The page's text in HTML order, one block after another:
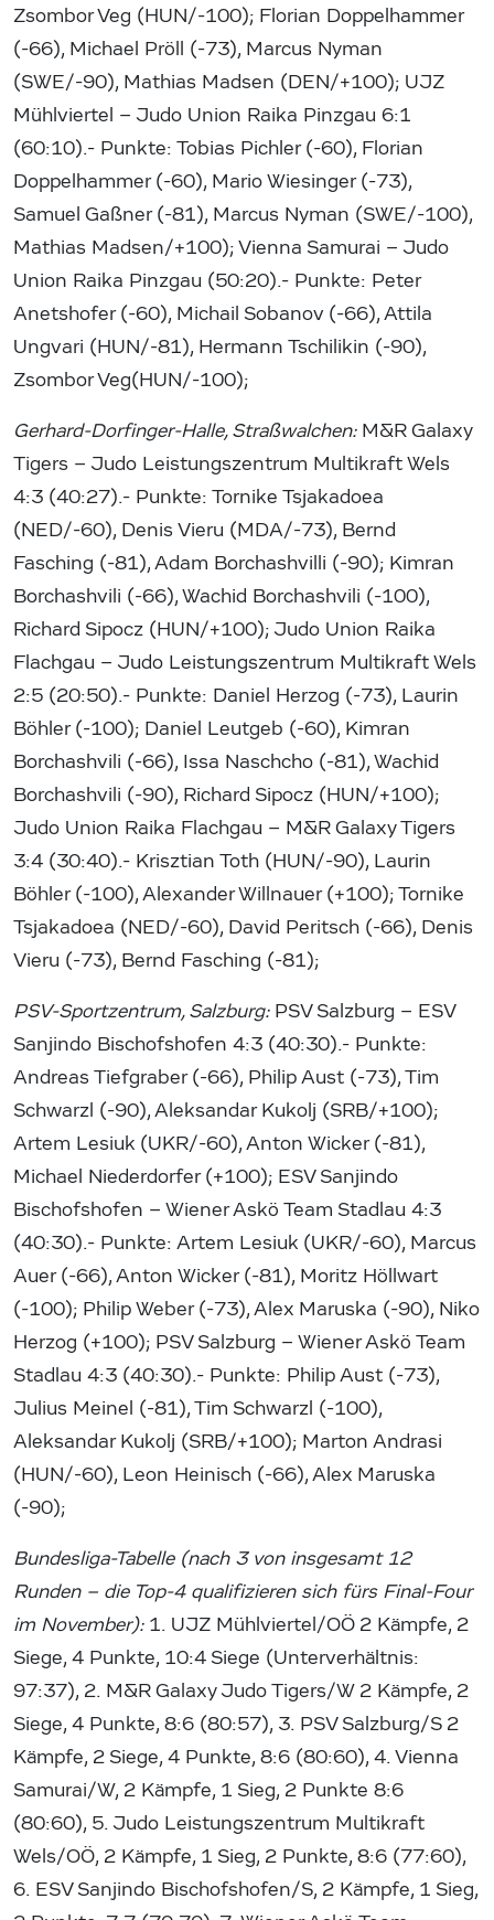
Zsombor Veg (HUN/-100); Florian Doppelhammer
(-66), Michael Pröll (-73), Marcus Nyman
(SWE/-90), Mathias Madsen (DEN/+100); UJZ
Mühlviertel – Judo Union Raika Pinzgau 6:1
(60:10).- Punkte: Tobias Pichler (-60), Florian
Doppelhammer (-60), Mario Wiesinger (-73),
Samuel Gaßner (-81), Marcus Nyman (SWE/-100),
Mathias Madsen/+100); Vienna Samurai – Judo
Union Raika Pinzgau (50:20).- Punkte: Peter
Anetshofer (-60), Michail Sobanov (-66), Attila
Ungvari (HUN/-81), Hermann Tschilikin (-90),
Zsombor Veg(HUN/-100);
Gerhard-Dorfinger-Halle, Straßwalchen:M&R Galaxy
Tigers – Judo Leistungszentrum Multikraft Wels
4:3 (40:27).- Punkte: Tornike Tsjakadoea
(NED/-60), Denis Vieru (MDA/-73), Bernd
Fasching (-81), Adam Borchashvilli (-90); Kimran
Borchashvili (-66), Wachid Borchashvili (-100),
Richard Sipocz (HUN/+100); Judo Union Raika
Flachgau – Judo Leistungszentrum Multikraft Wels
2:5 (20:50).- Punkte: Daniel Herzog (-73), Laurin
Böhler (-100); Daniel Leutgeb (-60), Kimran
Borchashvili (-66), Issa Naschcho (-81), Wachid
Borchashvili (-90), Richard Sipocz (HUN/+100);
Judo Union Raika Flachgau – M&R Galaxy Tigers
3:4 (30:40).- Krisztian Toth (HUN/-90), Laurin
Böhler (-100), Alexander Willnauer (+100); Tornike
Tsjakadoea (NED/-60), David Peritsch (-66), Denis
Vieru (-73), Bernd Fasching (-81);
PSV-Sportzentrum, Salzburg:PSV Salzburg – ESV
Sanjindo Bischofshofen 4:3 (40:30).- Punkte:
Andreas Tiefgraber (-66), Philip Aust (-73), Tim
Schwarzl (-90), Aleksandar Kukolj (SRB/+100);
Artem Lesiuk (UKR/-60), Anton Wicker (-81),
Michael Niederdorfer (+100); ESV Sanjindo
Bischofshofen – Wiener Askö Team Stadlau 4:3
(40:30).- Punkte: Artem Lesiuk (UKR/-60), Marcus
Auer (-66), Anton Wicker (-81), Moritz Höllwart
(-100); Philip Weber (-73), Alex Maruska (-90), Niko
Herzog (+100); PSV Salzburg – Wiener Askö Team
Stadlau 4:3 (40:30).- Punkte: Philip Aust (-73),
Julius Meinel (-81), Tim Schwarzl (-100),
Aleksandar Kukolj (SRB/+100); Marton Andrasi
(HUN/-60), Leon Heinisch (-66), Alex Maruska
(-90);
Bundesliga-Tabelle (nach 3 von insgesamt 12
Runden – die Top-4 qualifizieren sich fürs Final-Four
im November): 1. UJZ Mühlviertel/OÖ 2 Kämpfe, 2
Siege, 4 Punkte, 10:4 Siege (Unterverhältnis:
97:37), 2. M&R Galaxy Judo Tigers/W 2 Kämpfe, 2
Siege, 4 Punkte, 8:6 (80:57), 3. PSV Salzburg/S 2
Kämpfe, 2 Siege, 4 Punkte, 8:6 (80:60), 4. Vienna
Samurai/W, 2 Kämpfe, 1 Sieg, 2 Punkte 8:6
(80:60), 5. Judo Leistungszentrum Multikraft
Wels/OÖ, 2 Kämpfe, 1 Sieg, 2 Punkte, 8:6 (77:60),
6. ESV Sanjindo Bischofshofen/S, 2 Kämpfe, 1 Sieg,